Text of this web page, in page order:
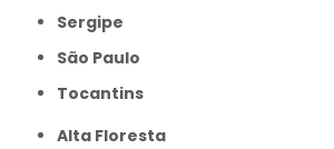
Sergipe
São Paulo
Tocantins
Alta Floresta